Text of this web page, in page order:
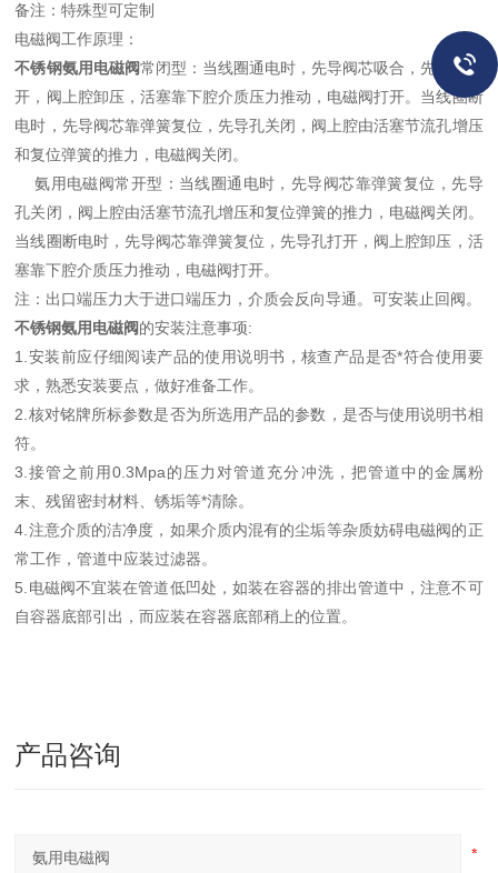
备注：特殊型可定制
电磁阀工作原理：
不锈钢氨用电磁阀常闭型：当线圈通电时，先导阀芯吸合，先导孔打
开，阀上腔卸压，活塞靠下腔介质压力推动，电磁阀打开。当线圈断
电时，先导阀芯靠弹簧复位，先导孔关闭，阀上腔由活塞节流孔增压
和复位弹簧的推力，电磁阀关闭。
氨用电磁阀常开型：当线圈通电时，先导阀芯靠弹簧复位，先导
孔关闭，阀上腔由活塞节流孔增压和复位弹簧的推力，电磁阀关闭。
当线圈断电时，先导阀芯靠弹簧复位，先导孔打开，阀上腔卸压，活
塞靠下腔介质压力推动，电磁阀打开。
注：出口端压力大于进口端压力，介质会反向导通。可安装止回阀。
不锈钢氨用电磁阀的安装注意事项:
1.安装前应仔细阅读产品的使用说明书，核查产品是否*符合使用要
求，熟悉安装要点，做好准备工作。
2.核对铭牌所标参数是否为所选用产品的参数，是否与使用说明书相
符。
3.接管之前用0.3Mpa的压力对管道充分冲洗，把管道中的金属粉
末、残留密封材料、锈垢等*清除。
4.注意介质的洁净度，如果介质内混有的尘垢等杂质妨碍电磁阀的正
常工作，管道中应装过滤器。
5.电磁阀不宜装在管道低凹处，如装在容器的排出管道中，注意不可
自容器底部引出，而应装在容器底部稍上的位置。
产品咨询